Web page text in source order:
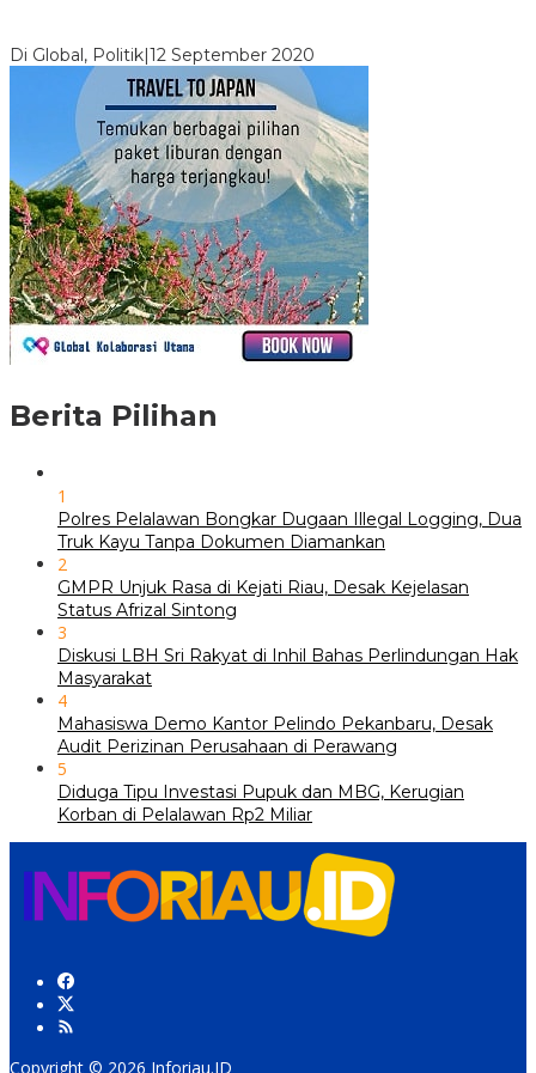
Di Global, Politik|12 September 2020
Berita Pilihan
1
Polres Pelalawan Bongkar Dugaan Illegal Logging, Dua
Truk Kayu Tanpa Dokumen Diamankan
2
GMPR Unjuk Rasa di Kejati Riau, Desak Kejelasan
Status Afrizal Sintong
3
Diskusi LBH Sri Rakyat di Inhil Bahas Perlindungan Hak
Masyarakat
4
Mahasiswa Demo Kantor Pelindo Pekanbaru, Desak
Audit Perizinan Perusahaan di Perawang
5
Diduga Tipu Investasi Pupuk dan MBG, Kerugian
Korban di Pelalawan Rp2 Miliar
Copyright © 2026 Inforiau.ID